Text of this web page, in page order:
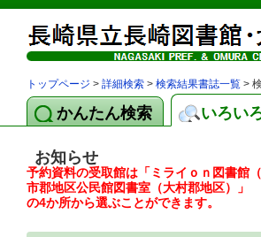
トップページ > 詳細検索 > 検索結果書誌一覧 >
かんたん検索 いろい
お知らせ
予約資料の受取館は「ミライｏｎ図書館
市郡地区公民館図書室（大村郡地区）」
の4か所から選ぶことができます。